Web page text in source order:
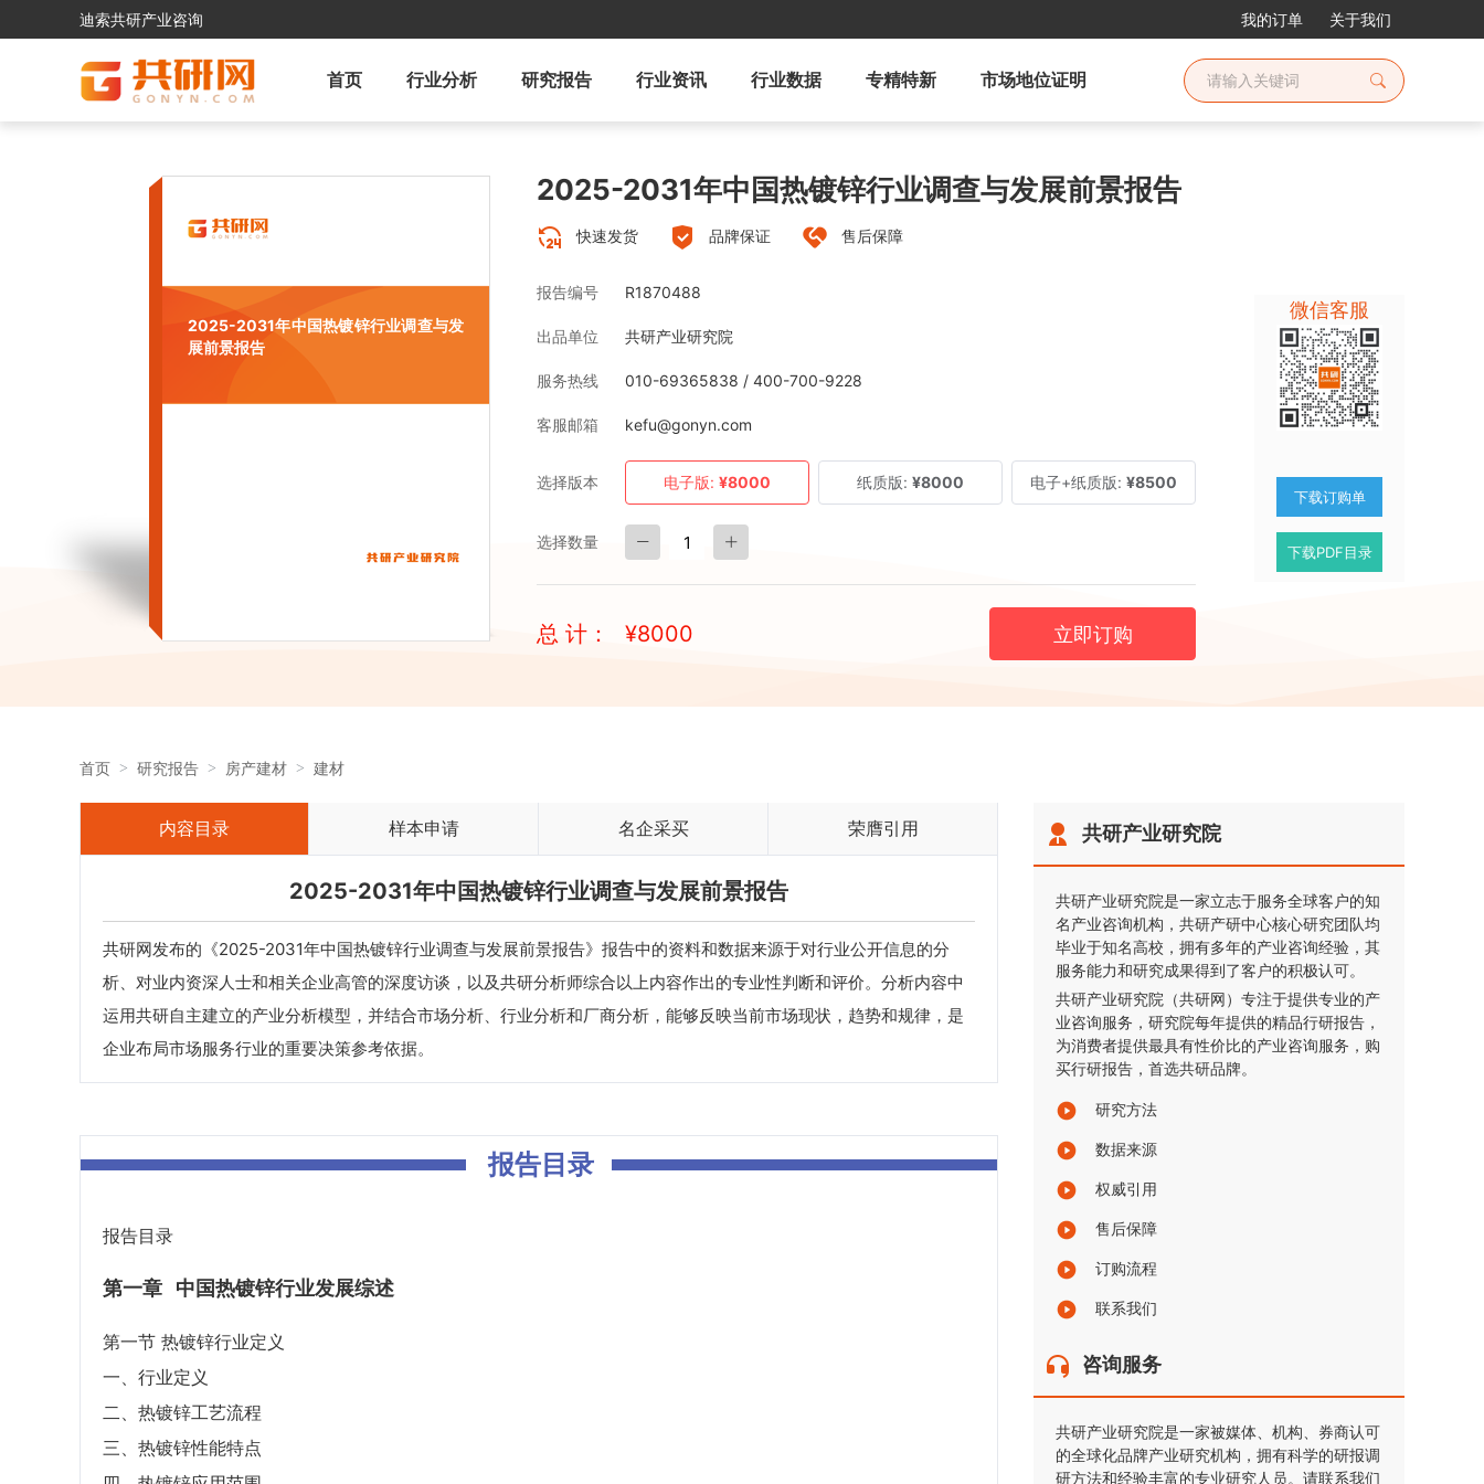
迪索共研产业咨询 我的订单 关于我们
首页 行业分析 研究报告 行业资讯 行业数据 专精特新 市场地位证明
2025-2031年中国热镀锌行业调查与发
展前景报告
2025-2031年中国热镀锌行业调查与发展前景报告
快速发货 品牌保证 售后保障
报告编号 R1870488
出品单位 共研产业研究院
服务热线 010-69365838 / 400-700-9228
客服邮箱 kefu@gonyn.com
选择版本 电子版: ¥8000 纸质版: ¥8000 电子+纸质版: ¥8500
选择数量
总 计： ¥8000 立即订购
微信客服
下载订购单
下载PDF目录
首页 研究报告 房产建材 建材
内容目录 样本申请 名企采买 荣膺引用
2025-2031年中国热镀锌行业调查与发展前景报告
共研网发布的《2025-2031年中国热镀锌行业调查与发展前景报告》报告中的资料和数据来源于对行业公开信息的分
析、对业内资深人士和相关企业高管的深度访谈，以及共研分析师综合以上内容作出的专业性判断和评价。分析内容中
运用共研自主建立的产业分析模型，并结合市场分析、行业分析和厂商分析，能够反映当前市场现状，趋势和规律，是
企业布局市场服务行业的重要决策参考依据。
报告目录
报告目录
第一章 中国热镀锌行业发展综述
第一节 热镀锌行业定义
一、行业定义
二、热镀锌工艺流程
三、热镀锌性能特点
共研产业研究院
共研产业研究院是一家立志于服务全球客户的知
名产业咨询机构，共研产研中心核心研究团队均
毕业于知名高校，拥有多年的产业咨询经验，其
服务能力和研究成果得到了客户的积极认可。
共研产业研究院（共研网）专注于提供专业的产
业咨询服务，研究院每年提供的精品行研报告，
为消费者提供最具有性价比的产业咨询服务，购
买行研报告，首选共研品牌。
研究方法
数据来源
权威引用
售后保障
订购流程
联系我们
咨询服务
共研产业研究院是一家被媒体、机构、券商认可
的全球化品牌产业研究机构，拥有科学的研报调
研方法和经验丰富的专业研究人员。请联系我们